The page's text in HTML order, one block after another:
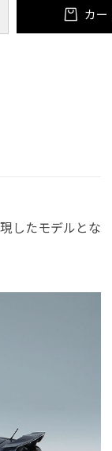
カー
したモデルとな